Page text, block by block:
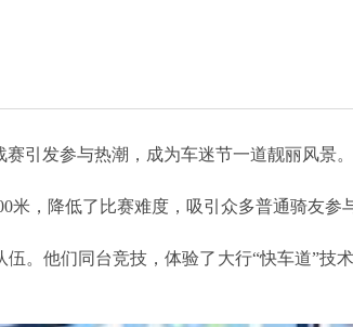
引发参与热潮，成为车迷节一道靓丽风景。
，降低了比赛难度，吸引众多普通骑友参
。他们同台竞技，体验了大行“快车道”技